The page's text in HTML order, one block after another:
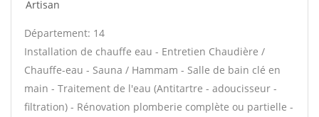
Artisan
Département: 14
Installation de chauffe eau - Entretien Chaudière /
Chauffe-eau - Sauna / Hammam - Salle de bain clé en
main - Traitement de l'eau (Antitartre - adoucisseur -
filtration) - Rénovation plomberie complète ou partielle -